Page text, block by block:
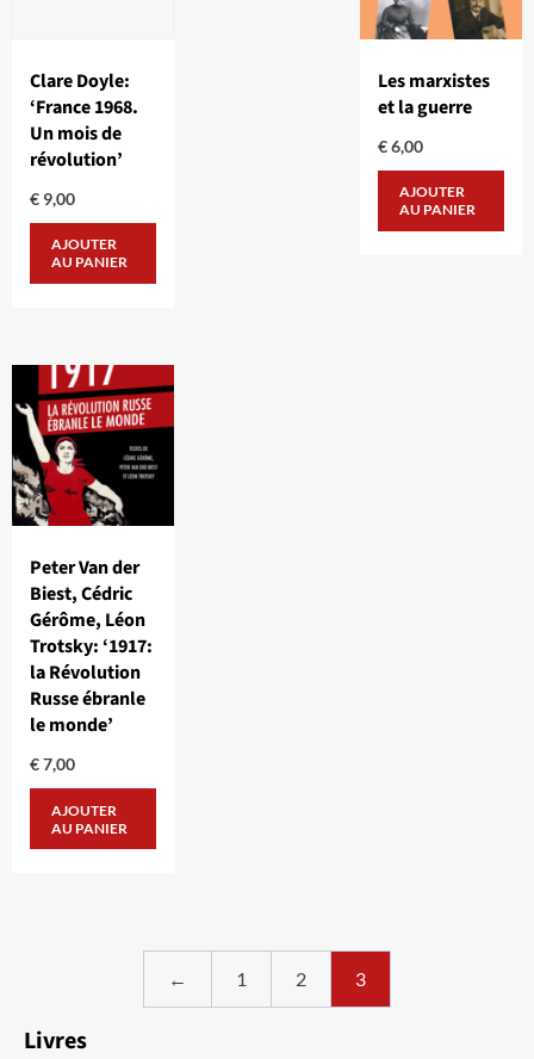
Clare Doyle:
‘France 1968.
Un mois de
révolution’
€ 9,00
AJOUTER
AU PANIER
Les marxistes
et la guerre
€6,00
AJOUTER
AU PANIER
Peter Van der
Biest, Cédric
Gérôme, Léon
Trotsky: ‘1917:
la Révolution
Russe ébranle
le monde’
€7,00
AJOUTER
AU PANIER
← 1 2 3
Livres